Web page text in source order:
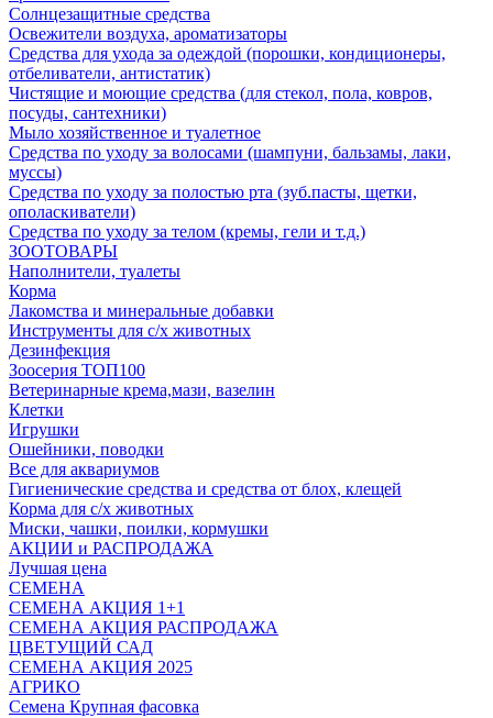
Солнцезащитные средства
Освежители воздуха, ароматизаторы
Средства для ухода за одеждой (порошки, кондиционеры,
отбеливатели, антистатик)
Чистящие и моющие средства (для стекол, пола, ковров,
посуды, сантехники)
Мыло хозяйственное и туалетное
Средства по уходу за волосами (шампуни, бальзамы, лаки,
муссы)
Средства по уходу за полостью рта (зуб.пасты, щетки,
ополаскиватели)
Средства по уходу за телом (кремы, гели и т.д.)
ЗООТОВАРЫ
Наполнители, туалеты
Корма
Лакомства и минеральные добавки
Инструменты для с/х животных
Дезинфекция
Зоосерия ТОП100
Ветеринарные крема,мази, вазелин
Клетки
Игрушки
Ошейники, поводки
Все для аквариумов
Гигиенические средства и средства от блох, клещей
Корма для с/х животных
Миски, чашки, поилки, кормушки
АКЦИИ и РАСПРОДАЖА
Лучшая цена
СЕМЕНА
СЕМЕНА АКЦИЯ 1+1
СЕМЕНА АКЦИЯ РАСПРОДАЖА
ЦВЕТУЩИЙ САД
СЕМЕНА АКЦИЯ 2025
АГРИКО
Семена Крупная фасовка